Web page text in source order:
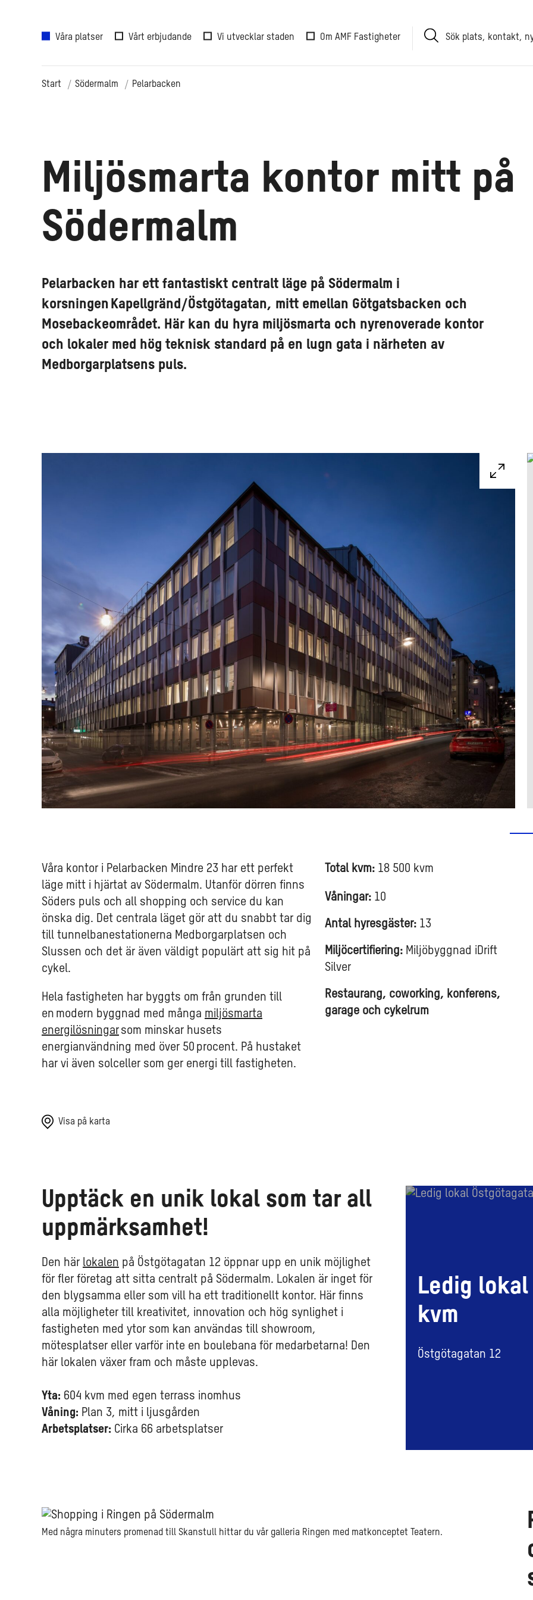
Våra platser Vårt erbjudande Vi utvecklar staden Om AMF Fastigheter
Sök
plats,
kontakt,
Start Södermalm Pelarbacken
Miljösmarta kontor mitt på
Södermalm
Pelarbacken har ett fantastiskt centralt läge på Södermalm i
korsningen Kapellgränd/Östgötagatan, mitt emellan Götgatsbacken och
Mosebackeområdet. Här kan du hyra miljösmarta och nyrenoverade kontor
och lokaler med hög teknisk standard på en lugn gata i närheten av
Medborgarplatsens puls.
Våra kontor i Pelarbacken Mindre 23 har ett perfekt
läge mitt i hjärtat av Södermalm. Utanför dörren finns
Söders puls och all shopping och service du kan
önska dig. Det centrala läget gör att du snabbt tar dig
till tunnelbanestationerna Medborgarplatsen och
Slussen och det är även väldigt populärt att sig hit på
cykel.
Hela fastigheten har byggts om från grunden till
en modern byggnad med många miljösmarta
energilösningar som minskar husets
energianvändning med över 50 procent. På hustaket
har vi även solceller som ger energi till fastigheten.
Total kvm: 18 500 kvm
Våningar: 10
Antal hyresgäster: 13
Miljöcertifiering: Miljöbyggnad iDrift
Silver
Restaurang, coworking, konferens,
garage och cykelrum
Visa på karta
Upptäck en unik lokal som tar all
uppmärksamhet!
Den här lokalen på Östgötagatan 12 öppnar upp en unik möjlighet
för fler företag att sitta centralt på Södermalm. Lokalen är inget för
den blygsamma eller som vill ha ett traditionellt kontor. Här finns
alla möjligheter till kreativitet, innovation och hög synlighet i
fastigheten med ytor som kan användas till showroom,
mötesplatser eller varför inte en boulebana för medarbetarna! Den
här lokalen växer fram och måste upplevas.
Yta: 604 kvm med egen terrass inomhus
Våning: Plan 3, mitt i ljusgården
Arbetsplatser: Cirka 66 arbetsplatser
Ledig
Ledig lokal
kvm
Östgötagatan 12
Med några minuters promenad till Skanstull hittar du vår galleria Ringen med matkonceptet Teatern.